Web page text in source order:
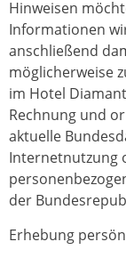
Hinweisen
Informationen
anschließend
möglicherweise
im Hotel
Rechnung und
aktuelle
Internetnutzung
der
Erhebung